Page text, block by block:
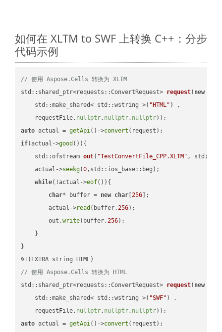
如何在 XLTM to SWF 上转换 C++：分步
代码示例
// 使用 Aspose.Cells 转换为 XLTM
std::shared_ptr<requests::ConvertRequest> request( new
    std::make_shared< std::wstring >(
"HTML" ) ,
    requestFile,
nullptr, nullptr, nullptr))
auto actual = getApi()->convert
if(actual->good ()){
std::ofstream out( "TestConvertFile_CPP.XLTM" ,
    actual->
seekg(0,std::ios_base::beg);
while(!actual->eof()){
char* buffer = new char [256 ];
        actual->
read (buffer,256);
        out.
write(buffer,256);
    }
}
// 使用 Aspose.Cells 转换为 HTML
std::shared_ptr<requests::ConvertRequest> request( new
    std::make_shared< std::wstring >(
"SWF" ) ,
    requestFile,
nullptr, nullptr, nullptr))
auto actual = getApi()->convert